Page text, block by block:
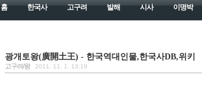
홈 한국사 고구려 발해 시사 이명박
광개토왕(廣開土王) - 한국역대인물,한국사DB,위키
고구려/왕 2011. 11. 1. 13:19